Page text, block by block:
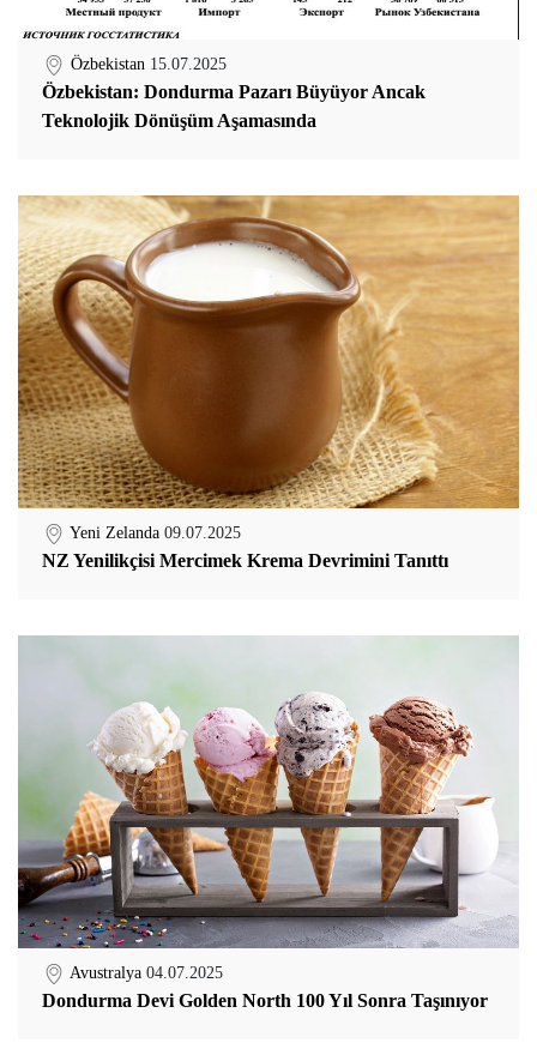
Özbekistan 15.07.2025
Özbekistan: Dondurma Pazarı Büyüyor Ancak
Teknolojik Dönüşüm Aşamasında
Yeni Zelanda 09.07.2025
NZ Yenilikçisi Mercimek Krema Devrimini Tanıttı
Avustralya 04.07.2025
Dondurma Devi Golden North 100 Yıl Sonra Taşınıyor